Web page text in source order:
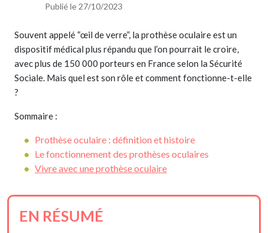
Publié le 27/10/2023
Souvent appelé “œil de verre”, la prothèse oculaire est un
dispositif médical plus répandu que l’on pourrait le croire,
avec plus de 150 000 porteurs en France selon la Sécurité
Sociale. Mais quel est son rôle et comment fonctionne-t-elle
?
Sommaire :
Prothèse oculaire : définition et histoire
Le fonctionnement des prothèses oculaires
Vivre avec une prothèse oculaire
EN RÉSUMÉ